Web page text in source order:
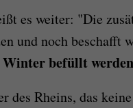
es weiter: "Die
und noch beschafft
befüllt werden
des Rheins, das